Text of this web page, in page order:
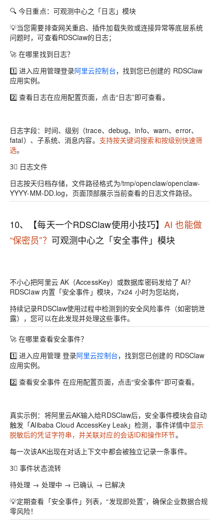
🔍 今日重点： 可观测中心之「日志」模块
💡当您需要排查网关重启、插件加载失败或连接异常等底层系统
问题时，可查看RDSClaw的日志；
🚀在哪里找到日志？
1️⃣进入应用管理登录阿里云控制台，找到您已创建的 RDSClaw
应用实例。
2️⃣查看日志在应用配置页面，点击“日志”即可查看。
日志字段：时间、级别（trace、debug、info、warn、error、
fatal）、子系统、消息内容。 支持按关键词搜索和按级别快速筛
选。
3⃣ 日志文件
日志按天归档存储，文件路径格式为/tmp/openclaw/openclaw-
YYYY-MM-DD.log，页面顶部展示当前查看的日志文件路径。
10、【每天一个RDSClaw使用小技巧】AI 也能做
“保密员”？ 可观测中心之「安全事件」模块
不小心把阿里云 AK（AccessKey）或数据库密码发给了 AI？
RDSClaw 内置「安全事件 」模块，7x24 小时为您站岗，
持续记录RDSClaw使用过程中检测到的安全风险事件（如密钥泄
露），您可以在此发现并处理这些事件。
🚀在哪里查看安全事件？
1️⃣ 进入应用管理 登录阿里云控制台，找到您已创建的 RDSClaw
应用实例。
2️⃣ 查看安全事件 在应用配置页面，点击“安全事件”即可查看。
真实示例：将阿里云AK输入给RDSClaw后，安全事件模块会自动
触发「Alibaba Cloud AccessKey Leak」检测，事件详情中显示
脱敏后的凭证字符串，并关联对应的会话ID和操作环节。
每一次该AK出现在对话上下文中都会被独立记录一条事件。
3⃣ 事件状态流转
待处理 → 处理中 → 已确认 → 已解决
💡定期查看「安全事件」列表，“发现即处置”，确保企业数据合规
零风险！